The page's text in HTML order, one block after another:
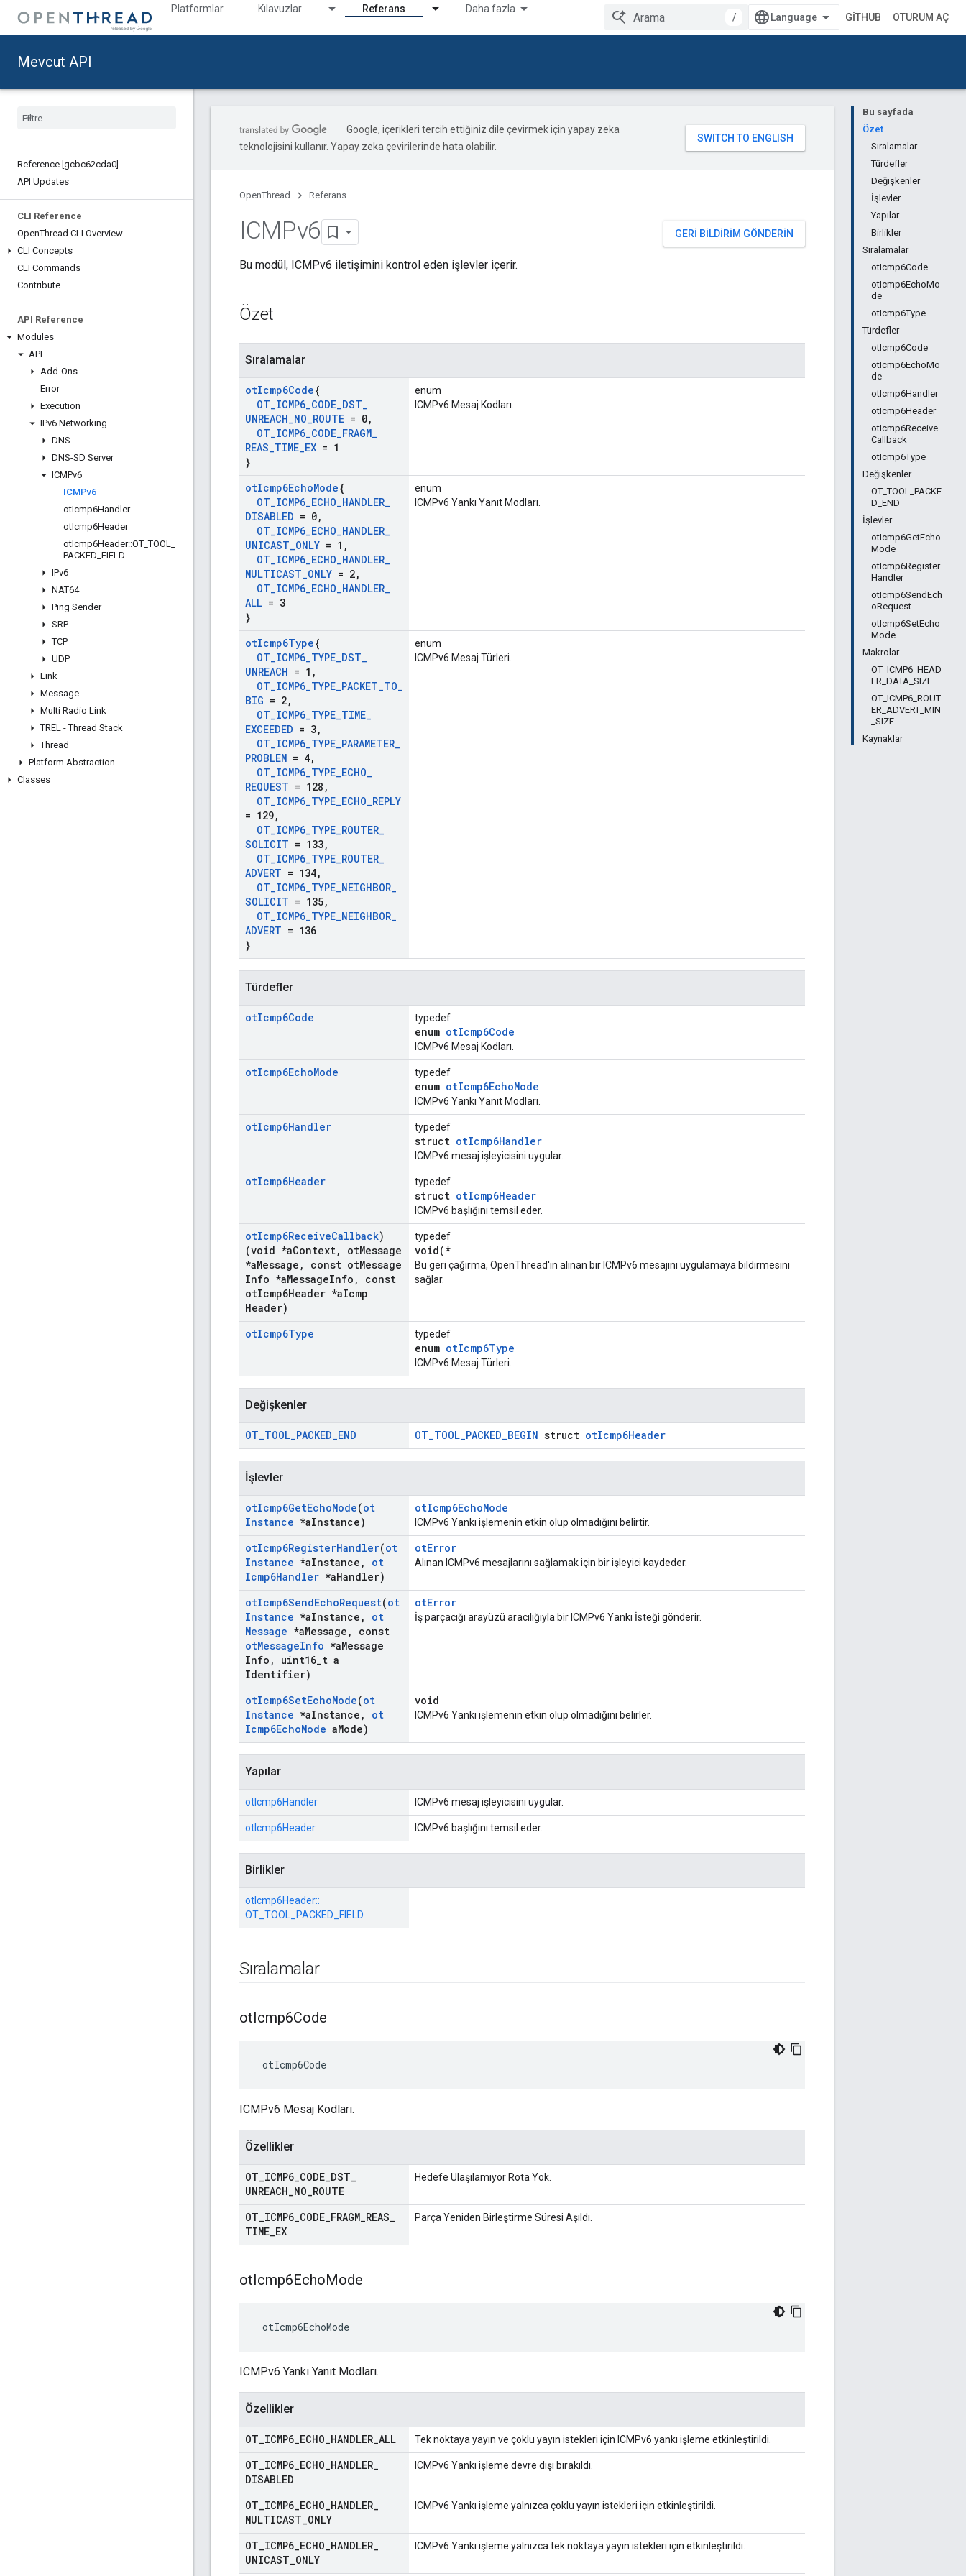
Platformlar Kılavuzlar Referans Daha fazla
/ GITHUB OTURUM AÇ
Mevcut API
Reference [gcbc62cda0]
API Updates
CLI Reference
OpenThread CLI Overview
CLI Concepts
CLI Commands
Contribute
API Reference
Modules
API
Add-Ons
Error
Execution
IPv6 Networking
DNS
DNS-SD Server
ICMPv6
ICMPv6
otIcmp6Handler
otIcmp6Header
otIcmp6Header::OT _TOOL
PACKED FIELD
IPv6
NAT64
Ping Sender
SRP
TCP
UDP
Link
Message
Multi Radio Link
TREL - Thread Stack
Thread
Platform Abstraction
Classes
Bu sayfada
Özet
Sıralamalar
Türdefler
Değişkenler
İşlevler
Yapılar
Birlikler
Sıralamalar
otIcmp6Code
otIcmp6EchoMo
de
otIcmp6Type
Türdefler
otIcmp6Code
otIcmp6EchoMo
de
otIcmp6Handler
otIcmp6Header
otIcmp6Receive
Callback
otIcmp6Type
Değişkenler
OT_TOOL_PACKE
D_END
İşlevler
otIcmp6GetEcho
Mode
otIcmp6Register
Handler
otIcmp6SendEch
oRequest
otIcmp6SetEcho
Mode
Makrolar
OT_ICMP6_HEAD
ER_DATA_SIZE
OT_ICMP6_ROUT
ER_ADVERT_MIN
_SIZE
Kaynaklar
Google, içerikleri tercih ettiğiniz dile çevirmek için yapay zeka
teknolojisini kullanır. Yapay zeka çevirilerinde hata olabilir.
OpenThread Referans
GERI BILDIRIM GÖNDERIN
ICMPv6
Bu modül, ICMPv6 iletişimini kontrol eden işlevler içerir.
Özet
Sıralamalar
otIcmp6Code{
OT_ICMP6_CODE_DST_
UNREACH_NO_ROUTE = 0,
OT_ICMP6_CODE_FRAGM_
REAS_TIME_EX = 1
}
enum
ICMPv6 Mesaj Kodları.
otIcmp6EchoMode{
OT_ICMP6_ECHO_HANDLER_
DISABLED = 0,
OT_ICMP6_ECHO_HANDLER_
UNICAST_ONLY = 1 ,
OT_ICMP6_ECHO_HANDLER_
MULTICAST_ONLY = 2,
OT_ICMP6_ECHO_HANDLER_
ALL = 3
}
enum
ICMPv6 Yankı Yanıt Modları.
otIcmp6Type{
OT_ICMP6_TYPE_DST_
UNREACH = 1 ,
OT_ICMP6_TYPE_PACKET_TO_
BIG = 2,
OT_ICMP6_TYPE_TIME_
EXCEEDED = 3,
OT_ICMP6_TYPE_PARAMETER_
PROBLEM = 4,
OT_ICMP6_TYPE_ECHO_
REQUEST = 128 ,
OT_ICMP6_TYPE_ECHO_REPLY
= 129,
OT_ICMP6_TYPE_ROUTER_
SOLICIT = 133,
OT_ICMP6_TYPE_ROUTER_
ADVERT = 134,
OT_ICMP6_TYPE_NEIGHBOR_
SOLICIT = 135,
OT_ICMP6_TYPE_NEIGHBOR_
ADVERT = 136
}
enum
ICMPv6 Mesaj Türleri.
Türdefler
otIcmp6Code typedef
enum otIcmp6Code
ICMPv6 Mesaj Kodları.
otIcmp6EchoMode typedef
enum otIcmp6EchoMode
ICMPv6 Yankı Yanıt Modları.
otIcmp6Handler typedef
struct otIcmp6Handler
ICMPv6 mesaj işleyicisini uygular.
otIcmp6Header typedef
struct otIcmp6Header
ICMPv6 başlığını temsil eder.
otIcmp6ReceiveCallback)
(void *aContext, otMessage
*aMessage , const otMessage
Info *aMessageInfo ,
const
otIcmp6Header *aIcmp
Header)
typedef
void(*
Bu geri çağırma, OpenThread'in alınan bir ICMPv6 mesajını uygulamaya bildirmesini
sağlar.
otIcmp6Type typedef
enum otIcmp6Type
ICMPv6 Mesaj Türleri.
Değişkenler
OT_TOOL_PACKED_END OT_TOOL_PACKED_BEGIN struct otIcmp6Header
İşlevler
otIcmp6GetEchoMode(ot
Instance *aInstance)
otIcmp6EchoMode
ICMPv6 Yankı işlemenin etkin olup olmadığını belirtir.
otIcmp6RegisterHandler(ot
Instance *aInstance ,
ot
Icmp6Handler *aHandler)
otError
Alınan ICMPv6 mesajlarını sağlamak için bir işleyici kaydeder.
otIcmp6SendEchoRequest(ot
Instance *aInstance ,
ot
Message *aMessage ,
const
otMessageInfo *aMessage
Info , uint16 t a
Identifier)
otError
İş parçacığı arayüzü aracılığıyla bir ICMPv6 Yankı İsteği gönderir.
otIcmp6SetEchoMode(ot
Instance *aInstance ,
ot
Icmp6EchoMode aMode)
void
ICMPv6 Yankı işlemenin etkin olup olmadığını belirler.
Yapılar
otIcmp6Handler ICMPv6 mesaj işleyicisini uygular.
otIcmp6Header ICMPv6 başlığını temsil eder.
Birlikler
otIcmp6Header::
OT_TOOL_PACKED_FIELD
Sıralamalar
otIcmp6Code
otIcmp6Code
ICMPv6 Mesaj Kodları.
Özellikler
OT ICMP6 CODE DST
UNREACH NO ROUTE
Hedefe Ulaşılamıyor Rota Yok.
OT ICMP6 CODE FRAGM REAS
TIME EX
Parça Yeniden Birleştirme Süresi Aşıldı.
otIcmp6EchoMode
otIcmp6EchoMode
ICMPv6 Yankı Yanıt Modları.
Özellikler
OT ICMP6 ECHO HANDLER ALL Tek noktaya yayın ve çoklu yayın istekleri için ICMPv6 yankı işleme etkinleştirildi.
OT ICMP6 ECHO HANDLER
DISABLED
ICMPv6 Yankı işleme devre dışı bırakıldı.
OT ICMP6 ECHO HANDLER
MULTICAST ONLY
ICMPv6 Yankı işleme yalnızca çoklu yayın istekleri için etkinleştirildi.
OT ICMP6 ECHO HANDLER
UNICAST ONLY
ICMPv6 Yankı işleme yalnızca tek noktaya yayın istekleri için etkinleştirildi.